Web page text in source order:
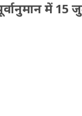
में 15